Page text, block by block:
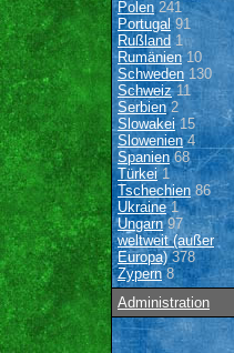
Polen 241
Portugal91
Rußland 1
Rumänien10
Schweden 130
Schweiz11
Serbien2
Slowakei15
Slowenien4
Spanien68
Türkei1
Tschechien 86
Ukraine1
Ungarn97
weltweit (außer
Europa)378
Zypern8
Administration